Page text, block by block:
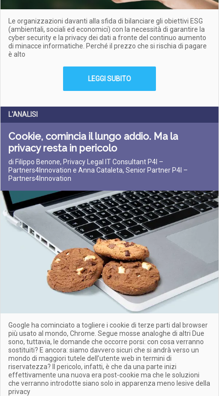
Le organizzazioni davanti alla sfida di bilanciare gli obiettivi ESG
(ambientali, sociali ed economici) con la necessità di garantire la
cyber security e la privacy dei dati a fronte del continuo aumento
di minacce informatiche. Perché il prezzo che si rischia di pagare
è alto
LEGGI SUBITO
L'ANALISI
Cookie, comincia il lungo addio. Ma la
privacy resta in pericolo
di Filippo Benone, Privacy Legal IT Consultant P4I –
Partners4Innovation e Anna Cataleta, Senior Partner P4I –
Partners4Innovation
Google ha cominciato a togliere i cookie di terze parti dal browser
più usato al mondo, Chrome. Segue mosse analoghe di altri Due
sono, tuttavia, le domande che occorre porsi: con cosa verranno
sostituiti? E ancora: siamo davvero sicuri che si andrà verso un
mondo di maggiori tutele dell’utente web in termini di
riservatezza? Il pericolo, infatti, è che da una parte inizi
effettivamente una nuova era post-cookie ma che le soluzioni
che verranno introdotte siano solo in apparenza meno lesive della
privacy